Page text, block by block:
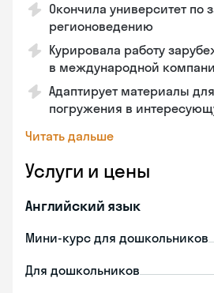
Окончила университет по
регионоведению
Курировала работу
в международной
Адаптирует материалы
погружения в
Читать дальше
Услуги и цены
Английский язык
Мини-курс для дошкольников
Для дошкольников